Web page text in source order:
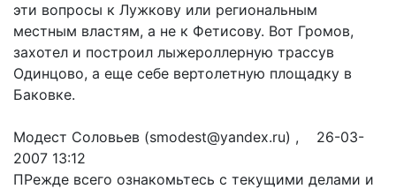
эти вопросы к Лужкову или региональным
местным властям, а не к Фетисову. Вот Громов,
захотел и построил лыжероллерную трассув
Одинцово, а еще себе вертолетную площадку в
Баковке.
Модест Соловьев (smodest@yandex.ru) , 26-03-
2007 13:12
ПРежде всего ознакомьтесь с текущими делами и